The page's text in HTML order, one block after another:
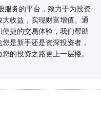
服务的平台，致力于为投资
收益，实现财富增值。通
捷的交易体验，我们帮助
是新手还是资深投资者，
的投资之路更上一层楼。